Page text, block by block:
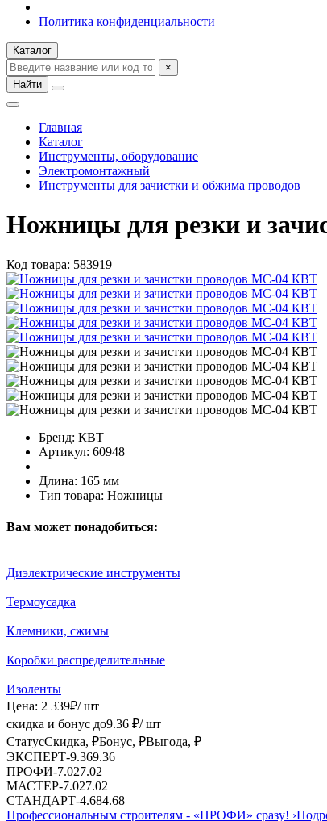
Политика конфиденциальности
Каталог
×
Найти
Главная
Каталог
Инструменты, оборудование
Электромонтажный
Инструменты для зачистки и обжима проводов
Ножницы для резки и
Код товара: 583919
Бренд: КВТ
Артикул: 60948
Длина: 165 мм
Тип товара: Ножницы
Вам может понадобиться:
Диэлектрические инструменты
Термоусадка
Клемники, сжимы
Коробки распределительные
Изоленты
Цена: 2 339₽/ шт
скидка и бонус до9.36 ₽/ шт
СтатусСкидка, ₽Бонус, ₽Выгода, ₽
ЭКСПЕРТ-9.369.36
ПРОФИ-7.027.02
МАСТЕР-7.027.02
СТАНДАРТ-4.684.68
Профессиональным строителям - «ПРОФИ» сразу! ›